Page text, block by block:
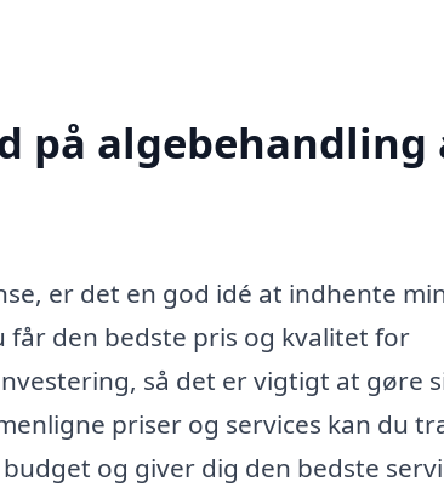
på algebehandling
er det en god idé at indhente
den bedste pris og kvalitet for
så det er vigtigt at gøre
priser og services kan du
og giver dig den bedste